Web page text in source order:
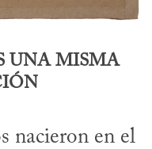
UNA MISMA
nacieron en el